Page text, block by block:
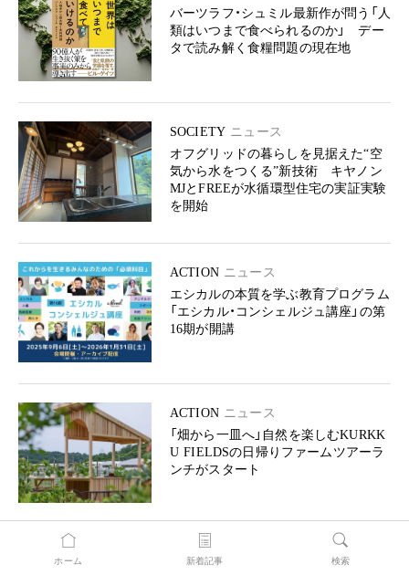
バーツラフ・シュミル最新作が問う「人
類はいつまで食べられるのか」 デー
タで読み解く食糧問題の現在地
SOCIETY ニュース
オフグリッドの暮らしを見据えた“空
気から水をつくる”新技術 キヤノン
MJとFREEが水循環型住宅の実証実験
を開始
ACTION ニュース
エシカルの本質を学ぶ教育プログラム
「エシカル・コンシェルジュ講座」の第
16期が開講
ACTION ニュース
「畑から一皿へ」自然を楽しむKURKK
U FIELDSの日帰りファームツアーラ
ンチがスタート
ホーム 新着記事 検索